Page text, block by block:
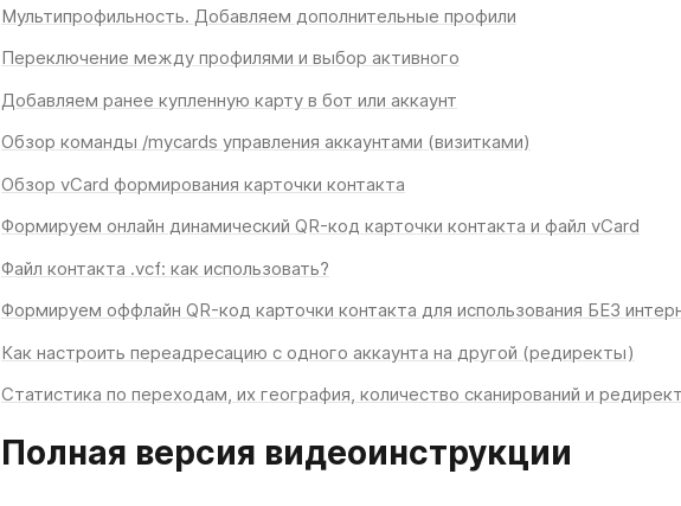
Мультипрофильность. Добавляем дополнительные профили
Переключение между профилями и выбор активного
Добавляем ранее купленную карту в бот или аккаунт
Обзор команды /mycards управления аккаунтами (визитками)
Обзор vCard формирования карточки контакта
Формируем онлайн динамический QR-код карточки контакта и файл vCard
Файл контакта .vcf: как использовать?
Формируем оффлайн QR-код карточки контакта для использования БЕЗ
Как настроить переадресацию с одного аккаунта на другой (редиректы)
Статистика по переходам, их география, количество сканирований и
Полная версия видеоинструкции